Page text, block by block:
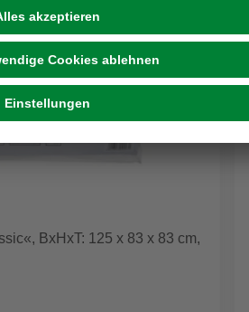
BxHxT: 125 x 83 x 83 cm,